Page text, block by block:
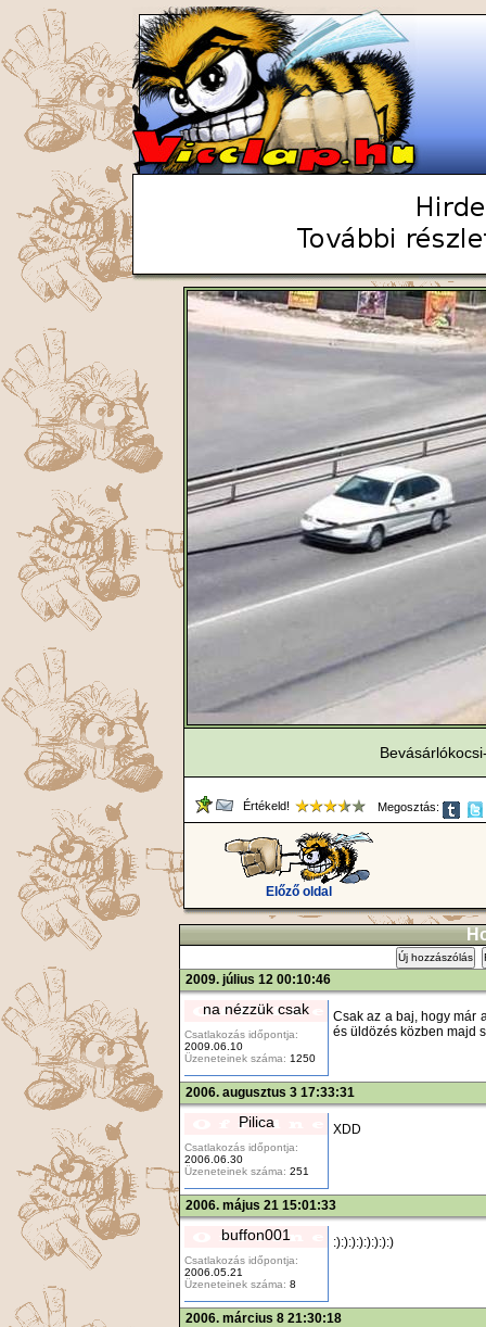
Értékeld! Megosztás:
Előző oldal
Új hozzászólás
2009. július 12 00:10:46
na nézzük csak
Csatlakozás időpontja:
2009.06.10
Üzeneteinek száma: 1250
Csak az a baj, hogy már
és üldözés közben majd
2006. augusztus 3 17:33:31
Pilica
Csatlakozás időpontja:
2006.06.30
Üzeneteinek száma: 251
XDD
2006. május 21 15:01:33
buffon001
Csatlakozás időpontja:
2006.05.21
Üzeneteinek száma: 8
:):):):):):):):)
2006. március 8 21:30:18